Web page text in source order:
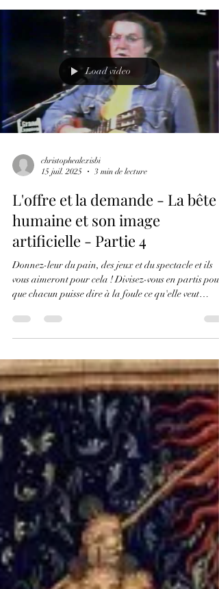
supérieurs pour exploiter ou réduire les autres à l’état
d’esclavage." Après une ère de cohabitation tacite
le signe du matérialisme, la condescendance
hiérarchique décomplexée, le sexisme affirmé et le
racisme assumé s’éveillent de nouveau après un long
sommeil - Individualis
Load video
christophealexisbi
15 juil. 2025
3 min de lecture
L'offre et la demande - La bête
humaine et son image
artificielle - Partie 4
Donnez-leur du pain, des jeux et du spectacle et ils
vous aimeront pour cela ! Divisez-vous en partis pour
entendre... Le pouvoir succombe à cette tentation, il
tente et la foule succombe à son tour, à la tentation ...
Un cercle vicieux qui attendait la société de
consommation pour que l’offre fasse la demande qui
fait l’offre qui fait la demande qui fait l’offre…
L'offre et la demande - 15 07 2025